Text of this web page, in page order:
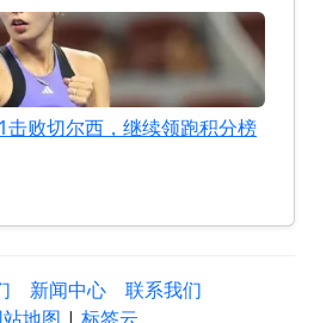
败切尔西，继续领跑积分榜
新闻中心
联系我们